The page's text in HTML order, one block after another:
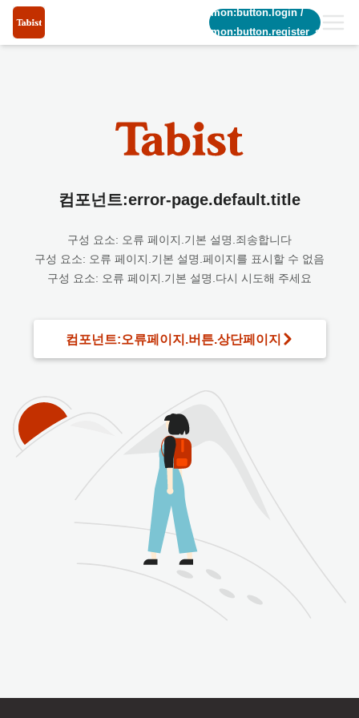
common:button.login/
common:button.register_short
컴포넌트:error-page.default.title
구성 요소: 오류 페이지.기본 설명.죄송합니다
구성 요소: 오류 페이지.기본 설명.페이지를 표시할 수 없음
구성 요소: 오류 페이지.기본 설명.다시 시도해 주세요
컴포넌트:오류페이지.버튼.상단페이지